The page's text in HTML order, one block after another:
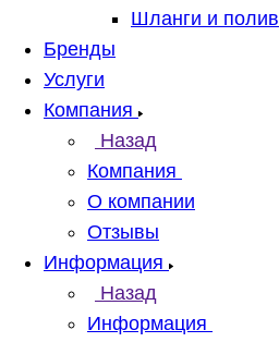
Шланги и полив
Бренды
Услуги
Компания
Назад
Компания
О компании
Отзывы
Информация
Назад
Информация